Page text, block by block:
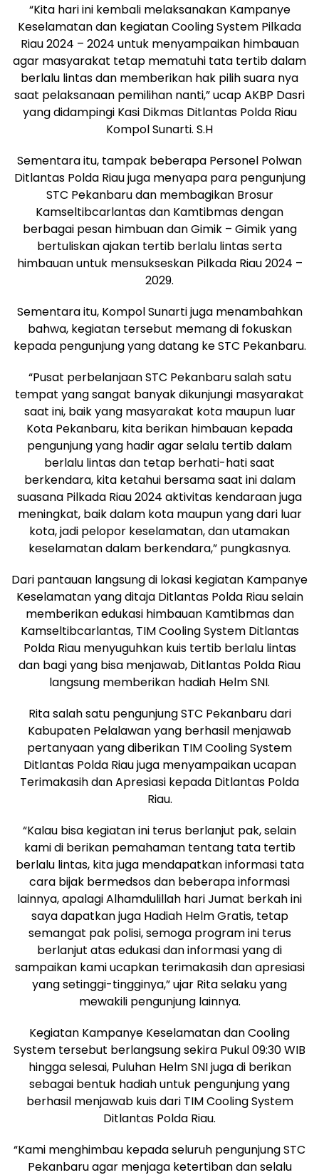
“Kita hari ini kembali melaksanakan Kampanye
Keselamatan dan kegiatan Cooling System Pilkada
Riau 2024 – 2024 untuk menyampaikan himbauan
agar masyarakat tetap mematuhi tata tertib dalam
berlalu lintas dan memberikan hak pilih suara nya
saat pelaksanaan pemilihan nanti,” ucap AKBP Dasri
yang didampingi Kasi Dikmas Ditlantas Polda Riau
Kompol Sunarti. S.H
Sementara itu, tampak beberapa Personel Polwan
Ditlantas Polda Riau juga menyapa para pengunjung
STC Pekanbaru dan membagikan Brosur
Kamseltibcarlantas dan Kamtibmas dengan
berbagai pesan himbuan dan Gimik – Gimik yang
bertuliskan ajakan tertib berlalu lintas serta
himbauan untuk mensukseskan Pilkada Riau 2024 –
2029.
Sementara itu, Kompol Sunarti juga menambahkan
bahwa, kegiatan tersebut memang di fokuskan
kepada pengunjung yang datang ke STC Pekanbaru.
“Pusat perbelanjaan STC Pekanbaru salah satu
tempat yang sangat banyak dikunjungi masyarakat
saat ini, baik yang masyarakat kota maupun luar
Kota Pekanbaru, kita berikan himbauan kepada
pengunjung yang hadir agar selalu tertib dalam
berlalu lintas dan tetap berhati-hati saat
berkendara, kita ketahui bersama saat ini dalam
suasana Pilkada Riau 2024 aktivitas kendaraan juga
meningkat, baik dalam kota maupun yang dari luar
kota, jadi pelopor keselamatan, dan utamakan
keselamatan dalam berkendara,” pungkasnya.
Dari pantauan langsung di lokasi kegiatan Kampanye
Keselamatan yang ditaja Ditlantas Polda Riau selain
memberikan edukasi himbauan Kamtibmas dan
Kamseltibcarlantas, TIM Cooling System Ditlantas
Polda Riau menyuguhkan kuis tertib berlalu lintas
dan bagi yang bisa menjawab, Ditlantas Polda Riau
langsung memberikan hadiah Helm SNI.
Rita salah satu pengunjung STC Pekanbaru dari
Kabupaten Pelalawan yang berhasil menjawab
pertanyaan yang diberikan TIM Cooling System
Ditlantas Polda Riau juga menyampaikan ucapan
Terimakasih dan Apresiasi kepada Ditlantas Polda
Riau.
“Kalau bisa kegiatan ini terus berlanjut pak, selain
kami di berikan pemahaman tentang tata tertib
berlalu lintas, kita juga mendapatkan informasi tata
cara bijak bermedsos dan beberapa informasi
lainnya, apalagi Alhamdulillah hari Jumat berkah ini
saya dapatkan juga Hadiah Helm Gratis, tetap
semangat pak polisi, semoga program ini terus
berlanjut atas edukasi dan informasi yang di
sampaikan kami ucapkan terimakasih dan apresiasi
yang setinggi-tingginya,” ujar Rita selaku yang
mewakili pengunjung lainnya.
Kegiatan Kampanye Keselamatan dan Cooling
System tersebut berlangsung sekira Pukul 09:30 WIB
hingga selesai, Puluhan Helm SNI juga di berikan
sebagai bentuk hadiah untuk pengunjung yang
berhasil menjawab kuis dari TIM Cooling System
Ditlantas Polda Riau.
“Kami menghimbau kepada seluruh pengunjung STC
Pekanbaru agar menjaga ketertiban dan selalu